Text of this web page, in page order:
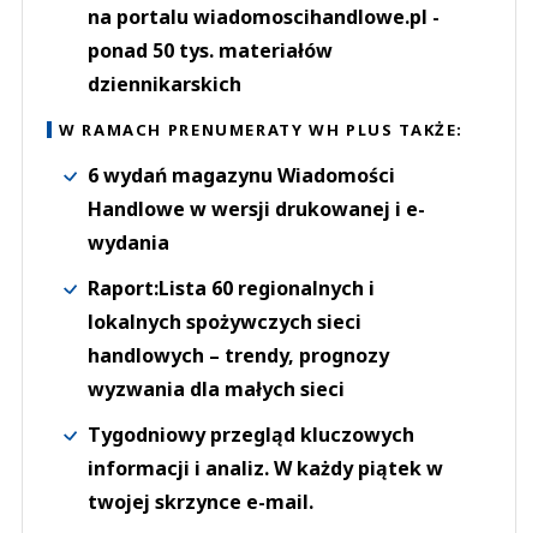
na portalu wiadomoscihandlowe.pl -
ponad 50 tys. materiałów
dziennikarskich
W RAMACH PRENUMERATY WH PLUS TAKŻE:
6 wydań magazynu Wiadomości
Handlowe w wersji drukowanej i e-
wydania
Raport:Lista 60 regionalnych i
lokalnych spożywczych sieci
handlowych – trendy, prognozy
wyzwania dla małych sieci
Tygodniowy przegląd kluczowych
informacji i analiz. W każdy piątek w
twojej skrzynce e-mail.